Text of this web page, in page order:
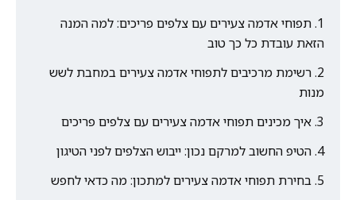
תפוחי אדמה צעירים עם צלפים פריכים: למה המנה
הזאת עובדת כל כך טוב
רשימת מרכיבים לתפוחי אדמה צעירים במחבת לשש
מנות
איך מכינים תפוחי אדמה צעירים עם צלפים פריכים
הטיפ החשוב למרקם נכון: ייבוש הצלפים לפני הטיגון
בחירת תפוחי אדמה צעירים למתכון: מה כדאי לחפש